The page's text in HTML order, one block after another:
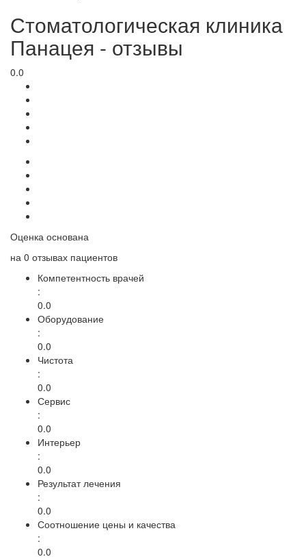
Стоматологическая клиника
Панацея - отзывы
0.0
Оценка основана
на 0 отзывах пациентов
Компетентность врачей
:
0.0
Оборудование
:
0.0
Чистота
:
0.0
Сервис
:
0.0
Интерьер
:
0.0
Результат лечения
:
0.0
Соотношение цены и качества
:
0.0